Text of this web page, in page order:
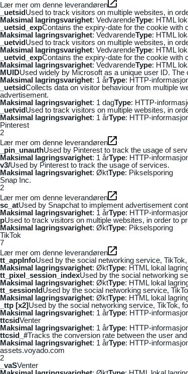
Lær mer om denne leverandøren
_uetsidUsed to track visitors on multiple websites, in
Maksimal lagringsvarighet: VedvarendeType: HTML
_uetsid_expContains the expiry-date for the cookie with
Maksimal lagringsvarighet: VedvarendeType: HTML
_uetvidUsed to track visitors on multiple websites, in
Maksimal lagringsvarighet: VedvarendeType: HTML
_uetvid_expContains the expiry-date for the cookie with
Maksimal lagringsvarighet: VedvarendeType: HTML
MUIDUsed widely by Microsoft as a unique user ID.
Maksimal lagringsvarighet: 1 årType: HTTP-
_uetsidCollects data on visitor behaviour from multiple
advertisement.
Maksimal lagringsvarighet: 1 dagType: HTTP-
_uetvidUsed to track visitors on multiple websites, in
Maksimal lagringsvarighet: 1 årType: HTTP-
Pinterest
2
Lær mer om denne leverandøren
_pin_unauthUsed by Pinterest to track the usage of
Maksimal lagringsvarighet: 1 årType: HTTP-
v3/Used by Pinterest to track the usage of services.
Maksimal lagringsvarighet: ØktType: Pikselsporing
Snap Inc.
2
Lær mer om denne leverandøren
sc_atUsed by Snapchat to implement advertisement
Maksimal lagringsvarighet: 1 årType: HTTP-
pUsed to track visitors on multiple websites, in order to
Maksimal lagringsvarighet: ØktType: Pikselsporing
TikTok
7
Lær mer om denne leverandøren
tt_appInfoUsed by the social networking service,
Maksimal lagringsvarighet: ØktType: HTML lokal
tt_pixel_session_indexUsed by the social networking
Maksimal lagringsvarighet: ØktType: HTML lokal
tt_sessionIdUsed by the social networking service,
Maksimal lagringsvarighet: ØktType: HTML lokal
_ttp [x2]Used by the social networking service, TikTok,
Maksimal lagringsvarighet: 1 årType: HTTP-
ttcsidVenter
Maksimal lagringsvarighet: 1 årType: HTTP-
ttcsid_#Tracks the conversion rate between the user
Maksimal lagringsvarighet: 1 årType: HTTP-
assets.voyado.com
2
_vaSVenter